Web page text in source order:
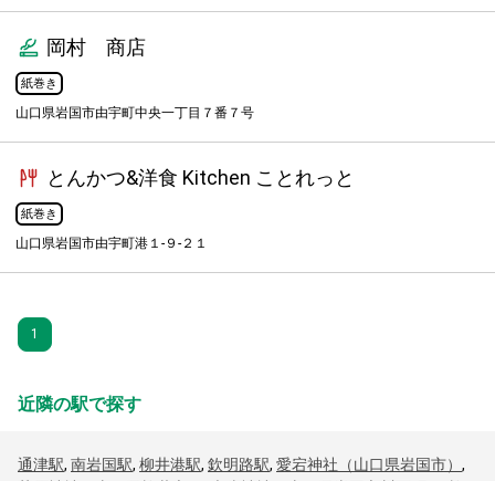
岡村 商店
紙巻き
山口県岩国市由宇町中央一丁目７番７号
とんかつ&洋食 Kitchen ことれっと
紙巻き
山口県岩国市由宇町港１-９-２１
1
近隣の駅で探す
通津駅, 南岩国駅, 柳井港駅, 欽明路駅, 愛宕神社（山口県岩国市） ,